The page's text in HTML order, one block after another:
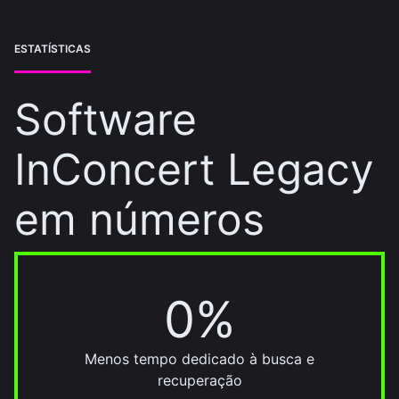
ESTATÍSTICAS
Software
InConcert Legacy
em números
0%
95%
Menos tempo dedicado à busca e
recuperação